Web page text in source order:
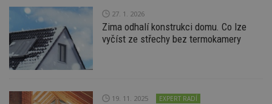
27. 1. 2026
Zima odhalí konstrukci domu. Co lze
vyčíst ze střechy bez termokamery
19. 11. 2025 EXPERT RADÍ